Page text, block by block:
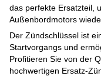
das perfekte Ersatzteil,
Außenbordmotors
Der Zündschlüssel ist
Startvorgangs und
Profitieren Sie von der
hochwertigen Ersatz-